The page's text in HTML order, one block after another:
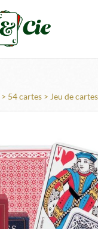
> 54 cartes > Jeu de